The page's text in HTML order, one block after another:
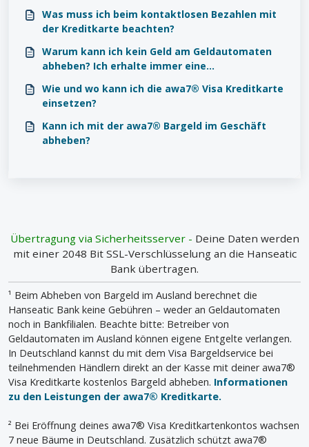
Was muss ich beim kontaktlosen Bezahlen mit
der Kreditkarte beachten?
Warum kann ich kein Geld am Geldautomaten
abheben? Ich erhalte immer eine
Wie und wo kann ich die awa7® Visa Kreditkarte
einsetzen?
Kann ich mit der awa7® Bargeld im Geschäft
abheben?
Übertragung via Sicherheitsserver - Deine Daten werden
mit einer 2048 Bit SSL-Verschlüsselung an die Hanseatic
Bank übertragen.
¹ Beim Abheben von Bargeld im Ausland berechnet die
Hanseatic Bank keine Gebühren – weder an Geldautomaten
noch in Bankfilialen. Beachte bitte: Betreiber von
Geldautomaten im Ausland können eigene Entgelte verlangen.
In Deutschland kannst du mit dem Visa Bargeldservice bei
teilnehmenden Händlern direkt an der Kasse mit deiner awa7®
Visa Kreditkarte kostenlos Bargeld abheben. Informationen
zu den Leistungen der awa7® Kreditkarte.
² Bei Eröffnung deines awa7® Visa Kreditkartenkontos wachsen
7 neue Bäume in Deutschland. Zusätzlich schützt awa7®